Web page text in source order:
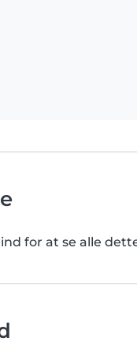
for at se alle